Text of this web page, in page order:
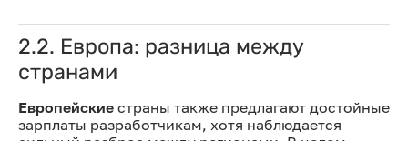
2.2. Европа: разница между
странами
Европейские страны также предлагают достойные
зарплаты разработчикам, хотя наблюдается